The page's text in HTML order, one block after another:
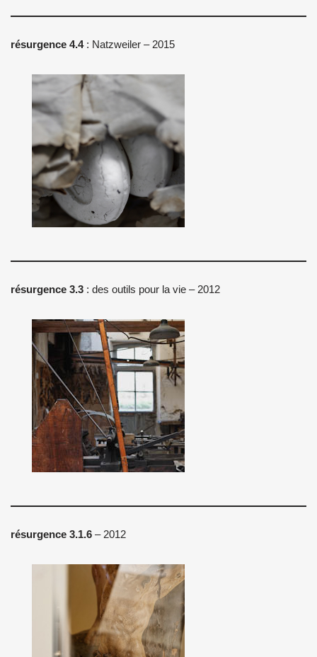
résurgence 4.4: Natzweiler – 2015
résurgence 3.3 : des outils pour la vie – 2012
résurgence 3.1.6 – 2012